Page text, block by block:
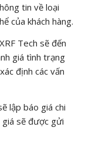
tin về loại
của khách hàng.
Tech sẽ đến
giá tình trạng
định các vấn
lập báo giá chi
giá sẽ được gửi